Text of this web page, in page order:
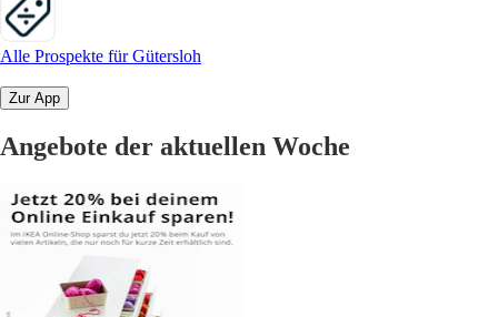
Alle Prospekte für Gütersloh
Zur App
Angebote der aktuellen Woche